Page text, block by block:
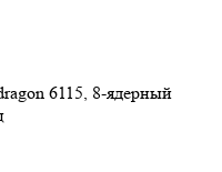
6115, 8-ядерный